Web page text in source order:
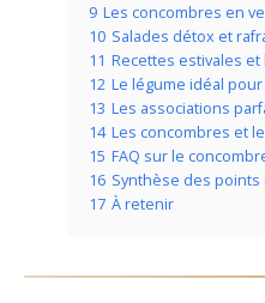
9 Les concombres en
10 Salades détox et
11 Recettes estivales et
12 Le légume idéal
13 Les associations
14 Les concombres et
15 FAQ sur le
16 Synthèse des points
17 À retenir